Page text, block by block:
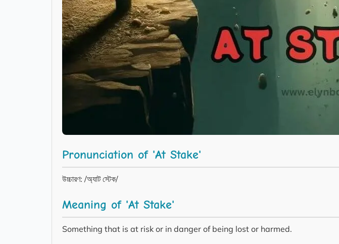
Pronunciation of 'At Stake'
উচ্চারণ: /অ্যাট স্টেক/
Meaning of 'At Stake'
Something that is at risk or in danger of being lost or harmed.